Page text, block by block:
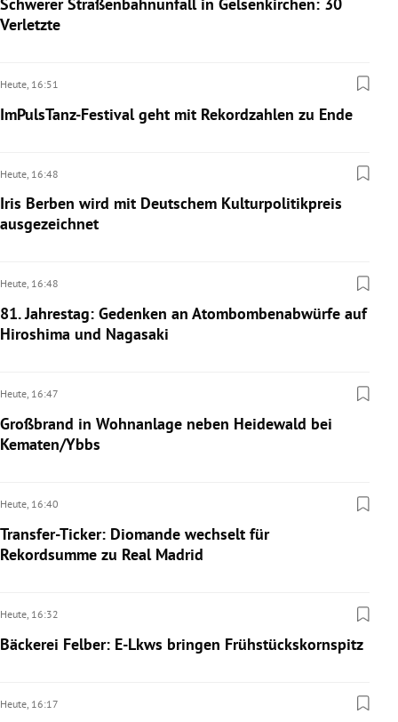
Verletzte
Heute, 16:51
ImPulsTanz-Festival geht mit Rekordzahlen zu Ende
Heute, 16:48
Iris Berben wird mit Deutschem Kulturpolitikpreis
ausgezeichnet
Heute, 16:48
81. Jahrestag: Gedenken an Atombombenabwürfe auf
Hiroshima und Nagasaki
Heute, 16:47
Großbrand in Wohnanlage neben Heidewald bei
Kematen/Ybbs
Heute, 16:40
Transfer-Ticker: Diomande wechselt für
Rekordsumme zu Real Madrid
Heute, 16:32
Bäckerei Felber: E-Lkws bringen Frühstückskornspitz
Heute, 16:17